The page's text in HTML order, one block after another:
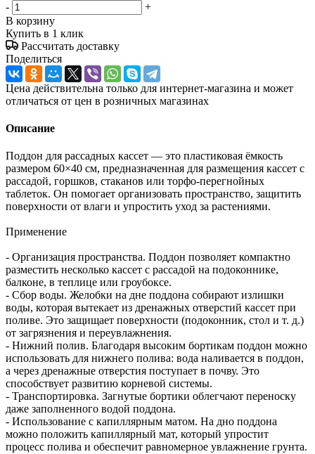
-
+
В корзину
Купить в 1 клик
Рассчитать доставку
Поделиться
Цена действительна только для интернет-магазина и может
отличаться от цен в розничных магазинах
Описание
Поддон для рассадных кассет — это пластиковая ёмкость
размером 60×40 см, предназначенная для размещения кассет с
рассадой, горшков, стаканов или торфо-перегнойных
таблеток. Он помогает организовать пространство, защитить
поверхности от влаги и упростить уход за растениями.
Применение
- Организация пространства. Поддон позволяет компактно
разместить несколько кассет с рассадой на подоконнике,
балконе, в теплице или гроубоксе.
- Сбор воды. Желобки на дне поддона собирают излишки
воды, которая вытекает из дренажных отверстий кассет при
поливе. Это защищает поверхности (подоконник, стол и т. д.)
от загрязнения и переувлажнения.
- Нижний полив. Благодаря высоким бортикам поддон можно
использовать для нижнего полива: вода наливается в поддон,
а через дренажные отверстия поступает в почву. Это
способствует развитию корневой системы.
- Транспортировка. Загнутые бортики облегчают переноску
даже заполненного водой поддона.
- Использование с капиллярным матом. На дно поддона
можно положить капиллярный мат, который упростит
процесс полива и обеспечит равномерное увлажнение грунта.